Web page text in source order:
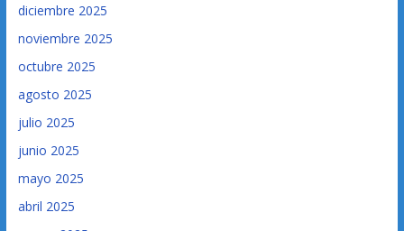
diciembre 2025
noviembre 2025
octubre 2025
agosto 2025
julio 2025
junio 2025
mayo 2025
abril 2025